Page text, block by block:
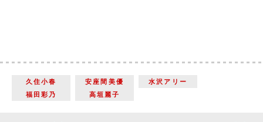
久住小春 安座間美優
水沢アリー
福田彩乃
高垣麗子